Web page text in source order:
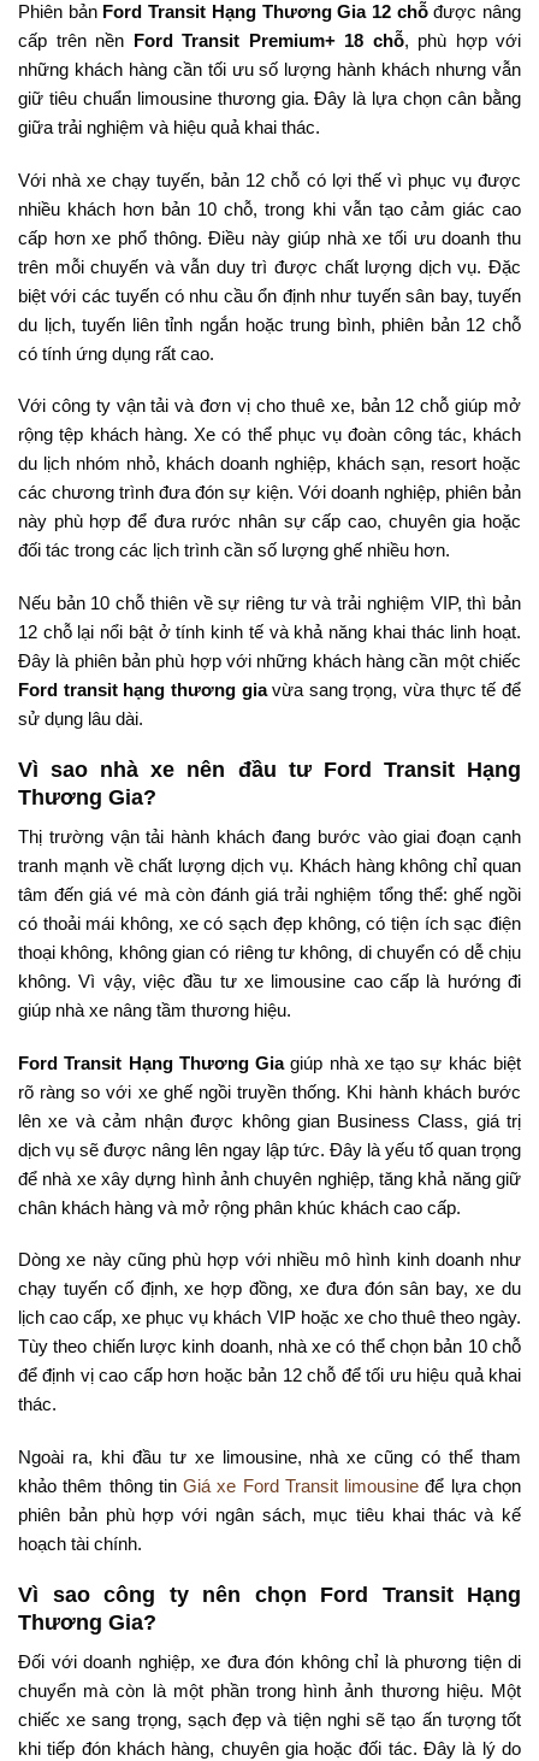
Phiên bản Ford Transit Hạng Thương Gia 12 chỗđược nâng
cấp trên nền Ford Transit Premium+ 18 chỗ, phù hợp với
những khách hàng cần tối ưu số lượng hành khách nhưng vẫn
giữ tiêu chuẩn limousine thương gia. Đây là lựa chọn cân bằng
giữa trải nghiệm và hiệu quả khai thác.
Với nhà xe chạy tuyến, bản 12 chỗ có lợi thế vì phục vụ được
nhiều khách hơn bản 10 chỗ, trong khi vẫn tạo cảm giác cao
cấp hơn xe phổ thông. Điều này giúp nhà xe tối ưu doanh thu
trên mỗi chuyến và vẫn duy trì được chất lượng dịch vụ. Đặc
biệt với các tuyến có nhu cầu ổn định như tuyến sân bay, tuyến
du lịch, tuyến liên tỉnh ngắn hoặc trung bình, phiên bản 12 chỗ
có tính ứng dụng rất cao.
Với công ty vận tải và đơn vị cho thuê xe, bản 12 chỗ giúp mở
rộng tệp khách hàng. Xe có thể phục vụ đoàn công tác, khách
du lịch nhóm nhỏ, khách doanh nghiệp, khách sạn, resort hoặc
các chương trình đưa đón sự kiện. Với doanh nghiệp, phiên bản
này phù hợp để đưa rước nhân sự cấp cao, chuyên gia hoặc
đối tác trong các lịch trình cần số lượng ghế nhiều hơn.
Nếu bản 10 chỗ thiên về sự riêng tư và trải nghiệm VIP, thì bản
12 chỗ lại nổi bật ở tính kinh tế và khả năng khai thác linh hoạt.
Đây là phiên bản phù hợp với những khách hàng cần một chiếc
Ford transit hạng thương giavừa sang trọng, vừa thực tế để
sử dụng lâu dài.
Vì sao nhà xe nên đầu tư Ford Transit Hạng
Thương Gia?
Thị trường vận tải hành khách đang bước vào giai đoạn cạnh
tranh mạnh về chất lượng dịch vụ. Khách hàng không chỉ quan
tâm đến giá vé mà còn đánh giá trải nghiệm tổng thể: ghế ngồi
có thoải mái không, xe có sạch đẹp không, có tiện ích sạc điện
thoại không, không gian có riêng tư không, di chuyển có dễ chịu
không. Vì vậy, việc đầu tư xe limousine cao cấp là hướng đi
giúp nhà xe nâng tầm thương hiệu.
Ford Transit Hạng Thương Giagiúp nhà xe tạo sự khác biệt
rõ ràng so với xe ghế ngồi truyền thống. Khi hành khách bước
lên xe và cảm nhận được không gian Business Class, giá trị
dịch vụ sẽ được nâng lên ngay lập tức. Đây là yếu tố quan trọng
để nhà xe xây dựng hình ảnh chuyên nghiệp, tăng khả năng giữ
chân khách hàng và mở rộng phân khúc khách cao cấp.
Dòng xe này cũng phù hợp với nhiều mô hình kinh doanh như
chạy tuyến cố định, xe hợp đồng, xe đưa đón sân bay, xe du
lịch cao cấp, xe phục vụ khách VIP hoặc xe cho thuê theo ngày.
Tùy theo chiến lược kinh doanh, nhà xe có thể chọn bản 10 chỗ
để định vị cao cấp hơn hoặc bản 12 chỗ để tối ưu hiệu quả khai
thác.
Ngoài ra, khi đầu tư xe limousine, nhà xe cũng có thể tham
khảo thêm thông tinGiá xe Ford Transit limousine để lựa chọn
phiên bản phù hợp với ngân sách, mục tiêu khai thác và kế
hoạch tài chính.
Vì sao công ty nên chọn Ford Transit Hạng
Thương Gia?
Đối với doanh nghiệp, xe đưa đón không chỉ là phương tiện di
chuyển mà còn là một phần trong hình ảnh thương hiệu. Một
chiếc xe sang trọng, sạch đẹp và tiện nghi sẽ tạo ấn tượng tốt
khi tiếp đón khách hàng, chuyên gia hoặc đối tác. Đây là lý do